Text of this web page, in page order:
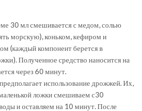
30 мл смешивается с медом, солью
морскую), коньком, кефиром и
(каждый компонент берется в
Полученное средство наносится на
через 60 минут.
использование дрожжей. Их,
ложки смешиваем с30
и оставляем на 10 минут. После